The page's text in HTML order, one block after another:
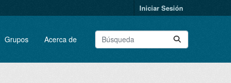
Iniciar Sesión
Grupos Acerca de